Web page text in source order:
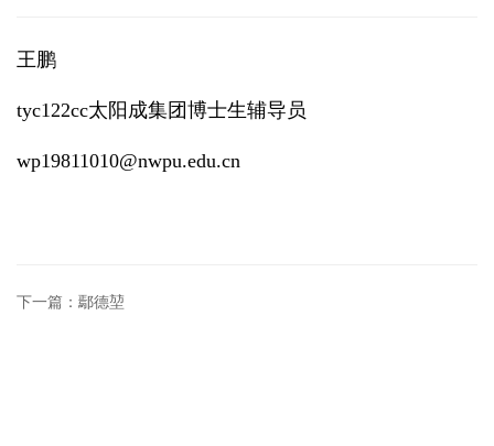
王鹏
tyc122cc太阳成集团博士生辅导员
wp19811010@nwpu.edu.cn
下一篇：鄢德堃